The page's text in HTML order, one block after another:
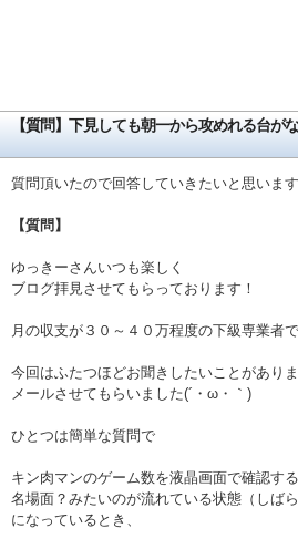
【質問】下見しても朝一から攻めれる台が
質問頂いたので回答していきたいと思い
【質問】
ゆっきーさんいつも楽しく
ブログ拝見させてもらっております！
月の収支が３０～４０万程度の下級専業者で
今回はふたつほどお聞きしたいことがあり
メールさせてもらいました(´・ω・｀)
ひとつは簡単な質問で
キン肉マンのゲーム数を液晶画面で確認す
名場面？みたいのが流れている状態（しば
になっているとき、